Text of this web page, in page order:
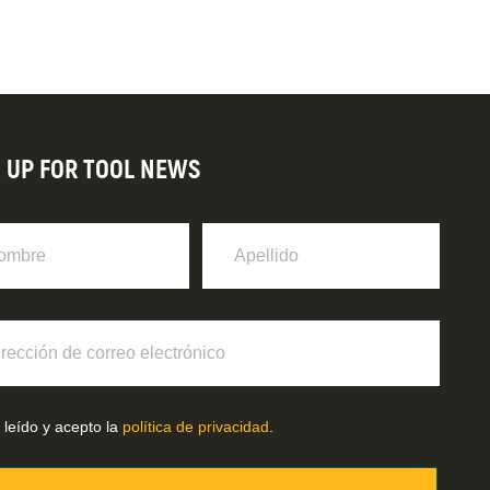
UP FOR TOOL NEWS
leído y acepto la política de privacidad